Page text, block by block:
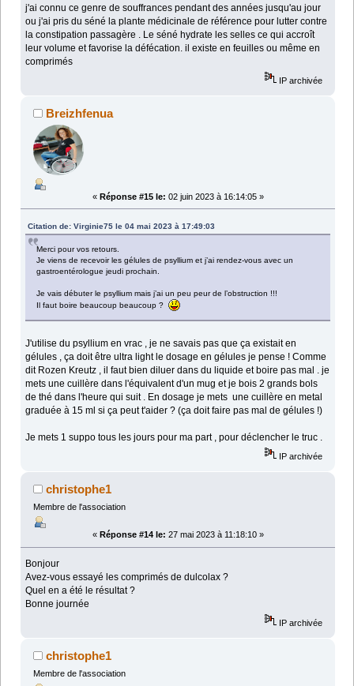
j'ai connu ce genre de souffrances pendant des années jusqu'au jour
ou j'ai pris du séné la plante médicinale de référence pour lutter contre
la constipation passagère . Le séné hydrate les selles ce qui accroît
leur volume et favorise la défécation. il existe en feuilles ou même en
comprimés
IP archivée
Breizhfenua
« Réponse #15 le: 02 juin 2023 à 16:14:05 »
Citation de: Virginie75 le 04 mai 2023 à 17:49:03
Merci pour vos retours.
Je viens de recevoir les gélules de psyllium et j’ai rendez-vous avec un
gastroentérologue jeudi prochain.
Je vais débuter le psyllium mais j’ai un peu peur de l’obstruction !!!
Il faut boire beaucoup beaucoup ?
J'utilise du psyllium en vrac , je ne savais pas que ça existait en
gélules , ça doit être ultra light le dosage en gélules je pense ! Comme
dit Rozen Kreutz , il faut bien diluer dans du liquide et boire pas mal . je
mets une cuillère dans l'équivalent d'un mug et je bois 2 grands bols
de thé dans l'heure qui suit . En dosage je mets une cuillère en metal
graduée à 15 ml si ça peut t'aider ? (ça doit faire pas mal de gélules !)
Je mets 1 suppo tous les jours pour ma part , pour déclencher le truc .
IP archivée
christophe1
Membre de l'association
« Réponse #14 le: 27 mai 2023 à 11:18:10 »
Bonjour
Avez-vous essayé les comprimés de dulcolax ?
Quel en a été le résultat ?
Bonne journée
IP archivée
christophe1
Membre de l'association